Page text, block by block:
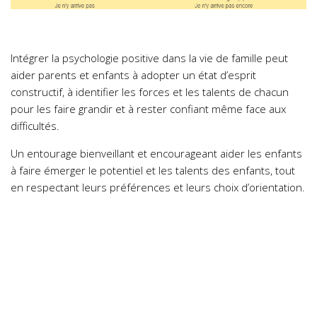
Intégrer la psychologie positive dans la vie de famille peut
aider parents et enfants à adopter un état d’esprit
constructif, à identifier les forces et les talents de chacun
pour les faire grandir et à rester confiant même face aux
difficultés.
Un entourage bienveillant et encourageant aider les enfants
à faire émerger le potentiel et les talents des enfants, tout
en respectant leurs préférences et leurs choix d’orientation.